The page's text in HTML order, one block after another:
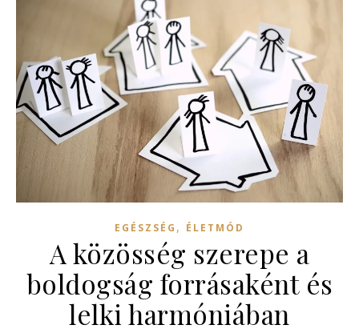
EGÉSZSÉG , ÉLETMÓD
A közösség szerepe a
boldogság forrásaként és
lelki harmóniában